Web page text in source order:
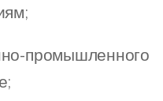
промышленного